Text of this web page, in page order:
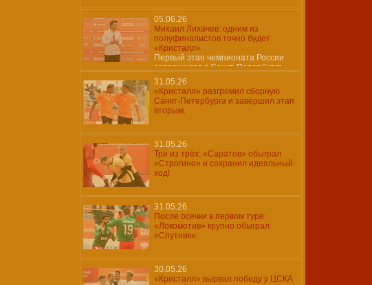
05.06.26
Михаил Лихачев: одним из
полуфиналистов точно будет
«Кристалл»
Первый этап чемпионата России
завершился в Санкт-Петербурге
31.05.26
«Кристалл» разгромил сборную
Санкт-Петербурга и завершил этап
вторым.
31.05.26
Три из трёх: «Саратов» обыграл
«Строгино» и сохранил идеальный
ход!
31.05.26
После осечки в первом туре:
«Локомотив» крупно обыграл
«Спутник».
30.05.26
«Кристалл» вырвал победу у ЦСКА